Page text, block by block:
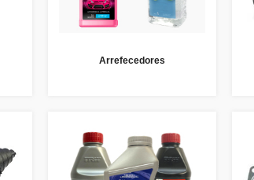
Arrefecedores